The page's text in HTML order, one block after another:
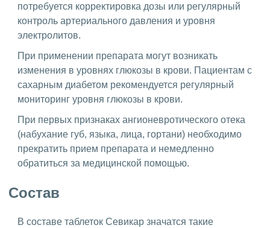
потребуется корректировка дозы или регулярный
контроль артериального давления и уровня
электролитов.
При применении препарата могут возникать
изменения в уровнях глюкозы в крови. Пациентам с
сахарным диабетом рекомендуется регулярный
мониторинг уровня глюкозы в крови.
При первых признаках ангионевротического отека
(набухание губ, языка, лица, гортани) необходимо
прекратить прием препарата и немедленно
обратиться за медицинской помощью.
Состав
В составе таблеток Севикар значатся такие